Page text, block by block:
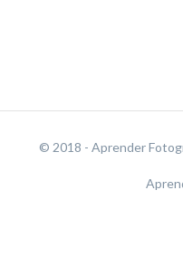
© 2018 - Aprender